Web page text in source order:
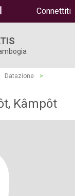
Connettiti
Datazione
>
Kâmpôt